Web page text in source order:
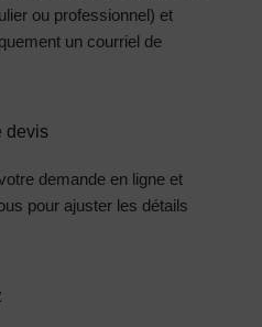
ou professionnel) et
un courriel de
devis
demande en ligne et
pour ajuster les détails